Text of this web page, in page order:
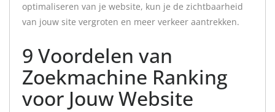
optimaliseren van je website, kun je de zichtbaarheid
van jouw site vergroten en meer verkeer aantrekken.
9 Voordelen van
Zoekmachine Ranking
voor Jouw Website